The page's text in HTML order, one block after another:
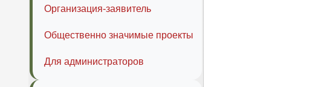
Организация-заявитель
Общественно значимые проекты
Для администраторов